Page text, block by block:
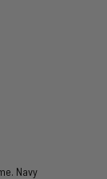
Navy